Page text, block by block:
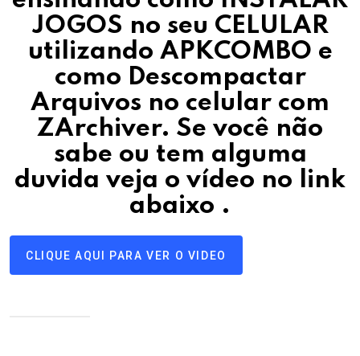
JOGOS no seu CELULAR
utilizando APKCOMBO e
como Descompactar
Arquivos no celular com
ZArchiver. Se você não
sabe ou tem alguma
duvida veja o vídeo no link
abaixo .
CLIQUE AQUI PARA VER O VIDEO